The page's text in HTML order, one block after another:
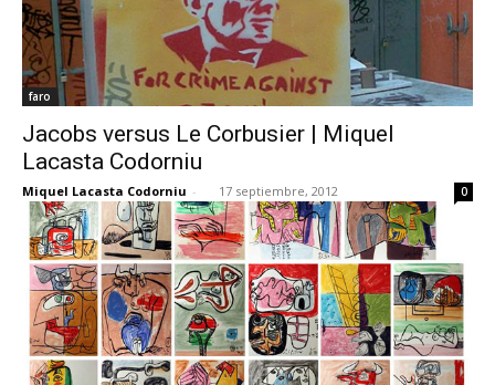
faro
Jacobs versus Le Corbusier | Miquel
Lacasta Codorniu
Miquel Lacasta Codorniu - 17 septiembre, 2012 0